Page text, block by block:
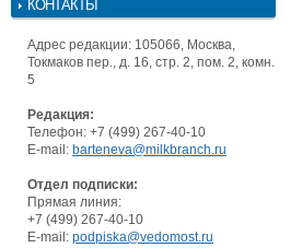
КОНТАКТЫ
Адрес редакции: 105066, Москва,
Токмаков пер., д. 16, стр. 2, пом. 2, комн.
5
Редакция:
Телефон: +7 (499) 267-40-10
E-mail: barteneva@milkbranch.ru
Отдел подписки:
Прямая линия:
+7 (499) 267-40-10
E-mail: podpiska@vedomost.ru